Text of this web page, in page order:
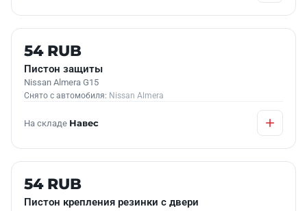
Б/У В НАЛИЧИИ
54 RUB
Пистон защиты
Nissan Almera G15
Снято с автомобиля: Nissan Almera
На складе Навес
Б/У В НАЛИЧИИ
54 RUB
Пистон крепления резинки с двери